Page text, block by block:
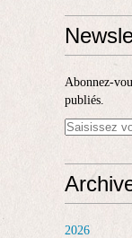
Abonnez-
publiés.
2026